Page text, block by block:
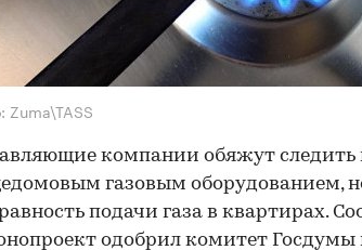
Zuma\TASS
компании обяжут следить
газовым оборудованием,
подачи газа в квартирах.
одобрил комитет